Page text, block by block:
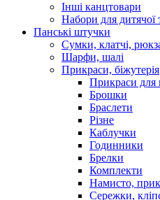
Інші канцтовари
Набори для дитячої
Панські штучки
Сумки, клатчі,
Шарфи, шалі
Прикраси, біжутерія
Прикраси для
Брошки
Браслети
Різне
Каблучки
Годинники
Брелки
Комплекти
Намисто,
Сережки,